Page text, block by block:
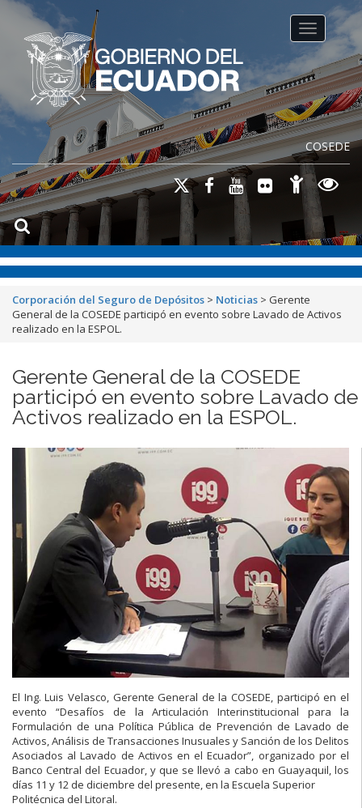
COSEDE
Toggle
Corporación del Seguro de Depósitos > Noticias > Gerente
General de la COSEDE participó en evento sobre Lavado de Activos
realizado en la ESPOL.
Gerente General de la COSEDE
participó en evento sobre Lavado de
Activos realizado en la ESPOL.
El Ing. Luis Velasco, Gerente General de la COSEDE, participó en el
evento “Desafíos de la Articulación Interinstitucional para la
Formulación de una Política Pública de Prevención de Lavado de
Activos, Análisis de Transacciones Inusuales y Sanción de los Delitos
Asociados al Lavado de Activos en el Ecuador”, organizado por el
Banco Central del Ecuador, y que se llevó a cabo en Guayaquil, los
días 11 y 12 de diciembre del presente, en la Escuela Superior
Politécnica del Litoral.